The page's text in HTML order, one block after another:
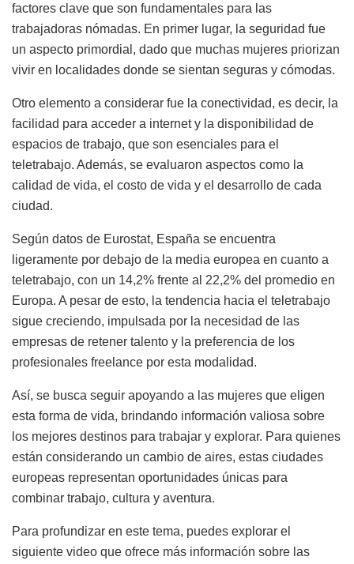
factores clave que son fundamentales para las
trabajadoras nómadas. En primer lugar, la seguridad fue
un aspecto primordial, dado que muchas mujeres priorizan
vivir en localidades donde se sientan seguras y cómodas.
Otro elemento a considerar fue la conectividad, es decir, la
facilidad para acceder a internet y la disponibilidad de
espacios de trabajo, que son esenciales para el
teletrabajo. Además, se evaluaron aspectos como la
calidad de vida, el costo de vida y el desarrollo de cada
ciudad.
Según datos de Eurostat, España se encuentra
ligeramente por debajo de la media europea en cuanto a
teletrabajo, con un 14,2% frente al 22,2% del promedio en
Europa. A pesar de esto, la tendencia hacia el teletrabajo
sigue creciendo, impulsada por la necesidad de las
empresas de retener talento y la preferencia de los
profesionales freelance por esta modalidad.
Así, se busca seguir apoyando a las mujeres que eligen
esta forma de vida, brindando información valiosa sobre
los mejores destinos para trabajar y explorar. Para quienes
están considerando un cambio de aires, estas ciudades
europeas representan oportunidades únicas para
combinar trabajo, cultura y aventura.
Para profundizar en este tema, puedes explorar el
siguiente video que ofrece más información sobre las